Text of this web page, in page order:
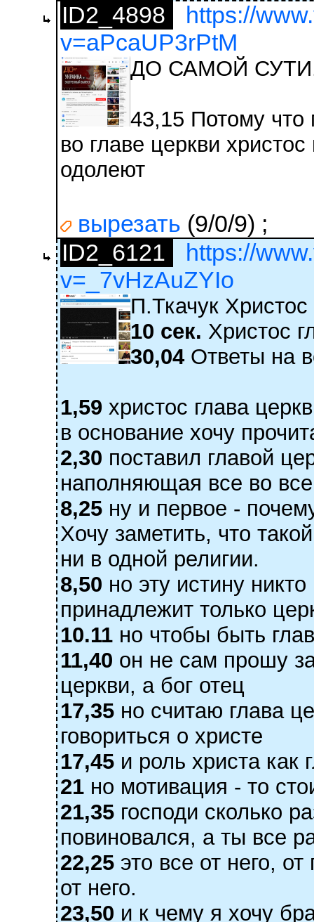
ID2_4898
https://
v=aPcaUP3rPtM
ДО САМОЙ
43,15 Потому что
во главе церкви
одолеют
вырезать (9/0/9) ;
ID2_6121
https://
v=_7vHzAuZYIo
П.Ткачук
10 сек. Христос
30,04 Ответы на
1,59 христос глава
в основание хочу
2,30 поставил главой
наполняющая все во
8,25 ну и первое -
Хочу заметить, что
ни в одной религии.
8,50 но эту истину
принадлежит только
10.11 но чтобы быть
11,40 он не сам прошу
церкви, а бог отец
17,35 но считаю глава
говориться о христе
17,45 и роль христа как
21 но мотивация - то
21,35 господи сколько
повиновался, а ты все
22,25 это все от него,
от него.
23,50 и к чему я хочу